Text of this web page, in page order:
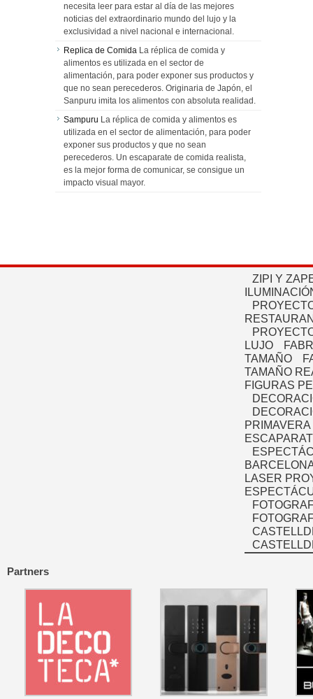
necesita leer para estar al día de las mejores
noticias del extraordinario mundo del lujo y la
exclusividad a nivel nacional e internacional.
Replica de Comida La réplica de comida y
alimentos es utilizada en el sector de
alimentación, para poder exponer sus productos y
que no sean perecederos. Originaria de Japón, el
Sanpuru imita los alimentos con absoluta realidad.
Sampuru La réplica de comida y alimentos es
utilizada en el sector de alimentación, para poder
exponer sus productos y que no sean
perecederos. Un escaparate de comida realista,
es la mejor forma de comunicar, se consigue un
impacto visual mayor.
ZIPI Y
LUJO
TAMAÑO
TAMAÑO
FIGURAS
PRIMAVERA
LASER
Partners